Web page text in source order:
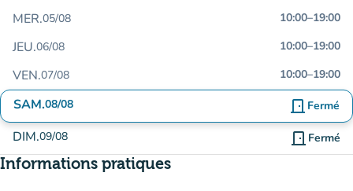
MER.05/08 10:00–19:00
JEU.06/08 10:00–19:00
VEN.07/08 10:00–19:00
SAM.08/08 door_front Fermé
DIM.09/08 door_front Fermé
Informations pratiques